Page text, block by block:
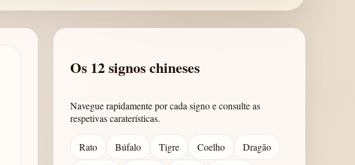
Os 12 signos chineses
Navegue rapidamente por cada signo e consulte as
respetivas caraterísticas.
Rato Búfalo Tigre Coelho Dragão